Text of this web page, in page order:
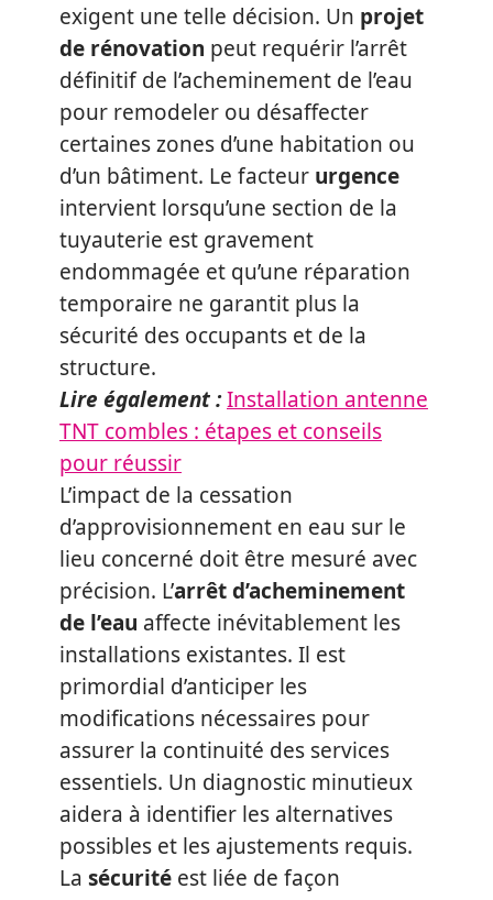
exigent une telle décision. Un projet
de rénovation peut requérir l’arrêt
définitif de l’acheminement de l’eau
pour remodeler ou désaffecter
certaines zones d’une habitation ou
d’un bâtiment. Le facteur urgence
intervient lorsqu’une section de la
tuyauterie est gravement
endommagée et qu’une réparation
temporaire ne garantit plus la
sécurité des occupants et de la
structure.
Lire également :Installation antenne
TNT combles : étapes et conseils
pour réussir
L’impact de la cessation
d’approvisionnement en eau sur le
lieu concerné doit être mesuré avec
précision. L’arrêt d’acheminement
de l’eau affecte inévitablement les
installations existantes. Il est
primordial d’anticiper les
modifications nécessaires pour
assurer la continuité des services
essentiels. Un diagnostic minutieux
aidera à identifier les alternatives
possibles et les ajustements requis.
La sécurité est liée de façon